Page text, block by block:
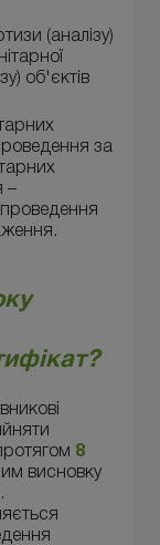
(аналізу)
об'єктів
за
–
8
висновку